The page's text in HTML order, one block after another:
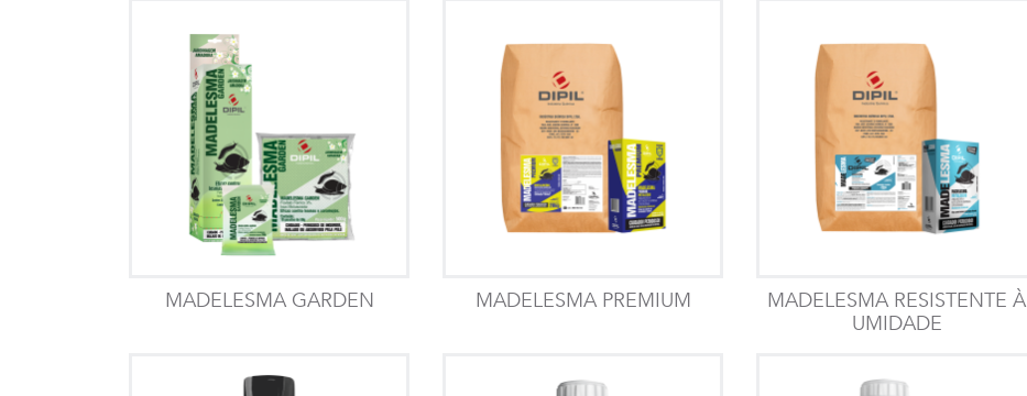
MADELESMA GARDEN MADELESMA PREMIUM
MADELESMA RESISTENTE À
UMIDADE